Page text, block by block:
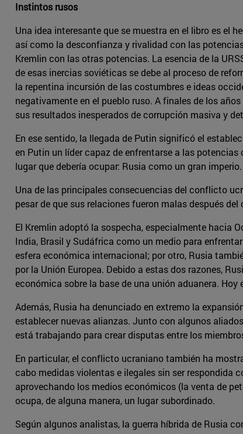
Instintos rusos
Una idea interesante que se muestra en el libro es el
así como la desconfianza y rivalidad con las
Kremlin con las otras potencias. La esencia de la
de esas inercias soviéticas se debe al proceso de
la repentina incursión de las costumbres e ideas
negativamente en el pueblo ruso. A finales de los
sus resultados inesperados de corrupción masiva y
En ese sentido, la llegada de Putin significó el
en Putin un líder capaz de enfrentarse a las
lugar que debería ocupar: Rusia como un gran imperio.
Una de las principales consecuencias del conflicto
pesar de que sus relaciones fueron malas después
El Kremlin adoptó la sospecha, especialmente hacia
India, Brasil y Sudáfrica como un medio para
esfera económica internacional; por otro, Rusia
por la Unión Europea. Debido a estas dos razones,
económica sobre la base de una unión aduanera.
Además, Rusia ha denunciado en extremo la
establecer nuevas alianzas. Junto con algunos
está trabajando para crear disputas entre los
En particular, el conflicto ucraniano también ha
cabo medidas violentas e ilegales sin ser respondida
aprovechando los medios económicos (la venta de
ocupa, de alguna manera, un lugar subordinado.
Según algunos analistas, la guerra híbrida de Rusia